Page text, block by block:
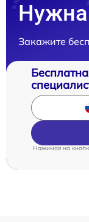
Нужна
Закажите
Нажимая на